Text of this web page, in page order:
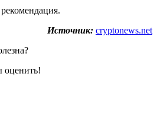
Источник: cryptonews.net
оценить!